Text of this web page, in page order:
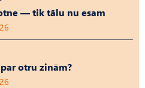
— tik tālu nu esam
otru zinām?